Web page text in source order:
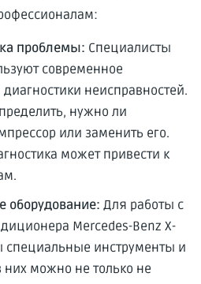
проблемы: Специалисты
современное
неисправностей.
нужно ли
или заменить его.
может привести к
оборудование: Для работы с
Mercedes-Benz X-
специальные инструменты и
них можно не только не